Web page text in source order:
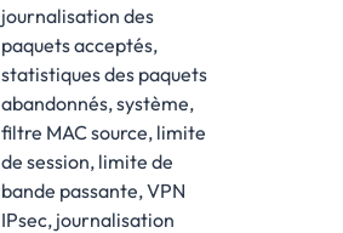
journalisation des
paquets acceptés,
statistiques des paquets
abandonnés, système,
filtre MAC source, limite
de session, limite de
bande passante, VPN
IPsec, journalisation